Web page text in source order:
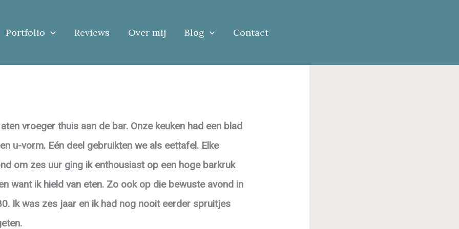
Portfolio Reviews Over mij Blog Contact
vroeger thuis aan de bar. Onze keuken had een blad
u-vorm. Eén deel gebruikten we als eettafel. Elke
om zes uur ging ik enthousiast op een hoge barkruk
want ik hield van eten. Zo ook op die bewuste avond in
Ik was zes jaar en ik had nog nooit eerder spruitjes